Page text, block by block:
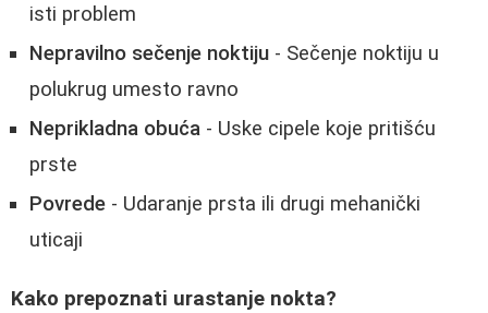
isti problem
Nepravilno sečenje noktiju - Sečenje noktiju u
polukrug umesto ravno
Neprikladna obuća - Uske cipele koje pritišću
prste
Povrede - Udaranje prsta ili drugi mehanički
uticaji
Kako prepoznati urastanje nokta?